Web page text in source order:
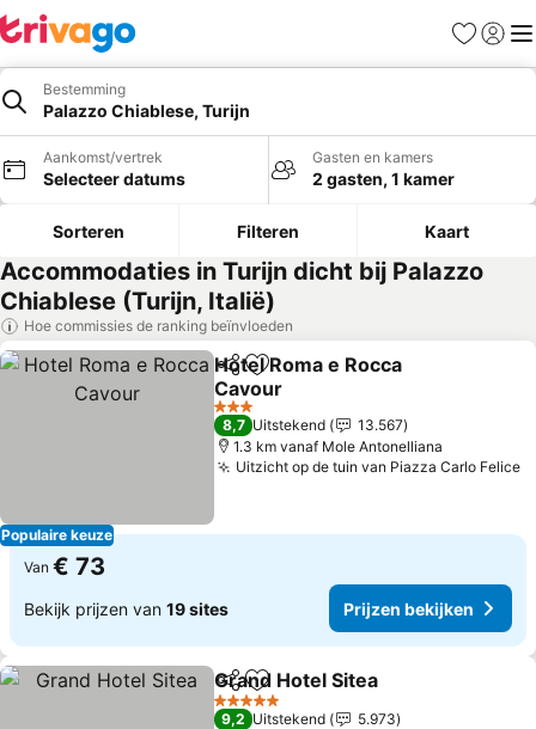
Favorieten
Bestemming
Palazzo Chiablese, Turijn
Aankomst/vertrek
Selecteer datums
Gasten en kamers
2 gasten, 1 kamer
Sorteren Filteren Kaart
Accommodaties in Turijn dicht bij Palazzo
Chiablese (Turijn, Italië)
Hoe commissies de ranking beïnvloeden
Populaire keuze
DelenToevoegen aan favorieten
Hotel Roma e Rocca
Cavour
Prijzen bekijken
3 Sterren
8,7 Uitstekend
13.567
1.3 km vanaf Mole Antonelliana
Uitzicht op de tuin van Piazza Carlo Felice
Van € 73
Bekijk prijzen van 19 sites Prijzen bekijken
DelenToevoegen aan favorieten
Grand Hotel Sitea
5 Sterren
9,2 Uitstekend
5.973